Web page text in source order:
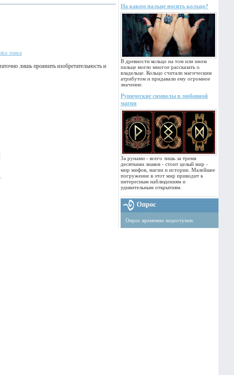
На каком пальце носить кольцо?
В древности кольцо на том или ином
пальце могло многое рассказать о
владельце. Кольцо считали магическим
атрибутом и придавали ему огромное
значение.
Рунические символы в любовной
магии
За рунами - всего лишь за тремя
десятками знаков - стоит целый мир -
мир мифов, магии и истории. Малейшее
погружение в этот мир приводит к
интересным наблюдениям и
удивительным открытиям.
Опрос
Опрос временно недоступен.
знака
лишь проявить изобретательность и